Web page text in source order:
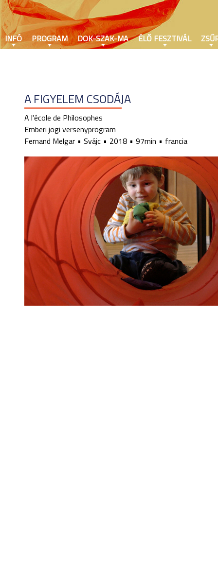
A FIGYELEM CSODÁJA
A l'école de Philosophes
Emberi jogi versenyprogram
Fernand Melgar
Svájc 2018 97min francia
INFÓ PROGRAM DOK-SZAK-MA ÉLŐ FESZTIVÁL